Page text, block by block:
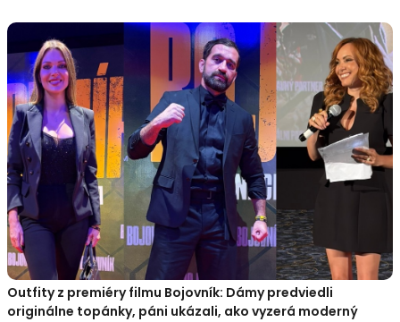
Outfity z premiéry filmu Bojovník: Dámy predviedli
originálne topánky, páni ukázali, ako vyzerá moderný